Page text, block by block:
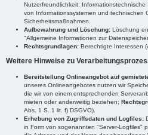
Nutzerfreundlichkeit;
von Informationssystemen und technischen
Sicherheitsmaßnahmen.
Aufbewahrung und Löschung: Löschung
"Allgemeine Informationen zur
Rechtsgrundlagen: Berechtigte Interessen
Weitere Hinweise zu
Bereitstellung Onlineangebot auf
unseres Onlineangebotes nutzen wir
die wir von einem entsprechenden
mieten oder anderweitig beziehen;
Abs. 1 S. 1 lit. f) DSGVO).
Erhebung von Zugriffsdaten und Logfiles:
in Form von sogenannten "Server-Logfiles"